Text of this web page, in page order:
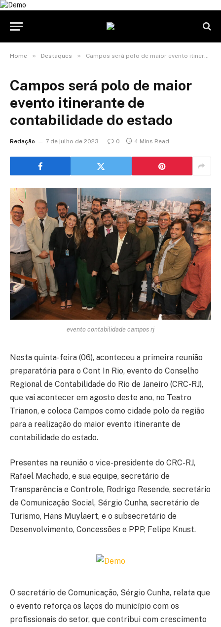
Home » Destaques » Campos será polo de maior evento itinerante de contabilidade do estado
Campos será polo de maior
evento itinerante de
contabilidade do estado
Redação 7 de julho de 2023 0 4 Mins Read
evento contabilidade campos rj
Nesta quinta-feira (06), aconteceu a primeira reunião
preparatória para o Cont In Rio, evento do Conselho
Regional de Contabilidade do Rio de Janeiro (CRC-RJ),
que vai acontecer em agosto deste ano, no Teatro
Trianon, e coloca Campos como cidade polo da região
para a realização do maior evento itinerante de
contabilidade do estado.
Presentes na reunião o vice-presidente do CRC-RJ,
Rafael Machado, e sua equipe, secretário de
Transparência e Controle, Rodrigo Resende, secretário
de Comunicação Social, Sérgio Cunha, secretário de
Turismo, Hans Muylaert, e o subsecretário de
Desenvolvimento, Concessões e PPP, Felipe Knust.
O secretário de Comunicação, Sérgio Cunha, relata que
o evento reforça os laços do município com os
profissionais do setor, que contribui com crescimento